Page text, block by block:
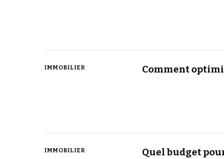
IMMOBILIER Comment
IMMOBILIER Quel budget